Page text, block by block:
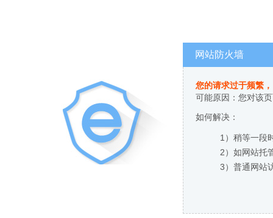
网站防火墙
您的请求过于频繁
可能原因：您对该
如何解决：
1）稍等一段
2）如网站托
3）普通网站